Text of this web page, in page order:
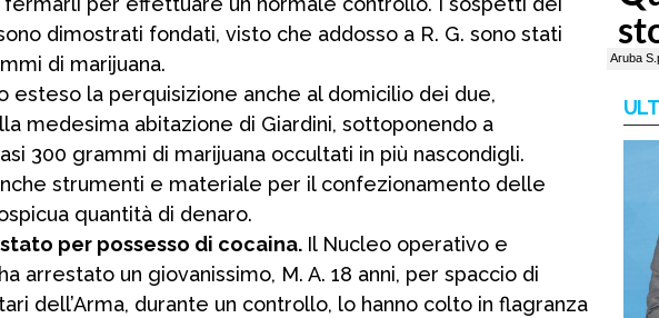
dimostrati fondati, visto che addosso a R. G. sono stati
di marijuana.
esteso la perquisizione anche al domicilio dei due,
medesima abitazione di Giardini, sottoponendo a
300 grammi di marijuana occultati in più nascondigli.
strumenti e materiale per il confezionamento delle
quantità di denaro.
per possesso di cocaina. Il Nucleo operativo e
arrestato un giovanissimo, M. A. 18 anni, per spaccio di
dell’Arma, durante un controllo, lo hanno colto in flagranza